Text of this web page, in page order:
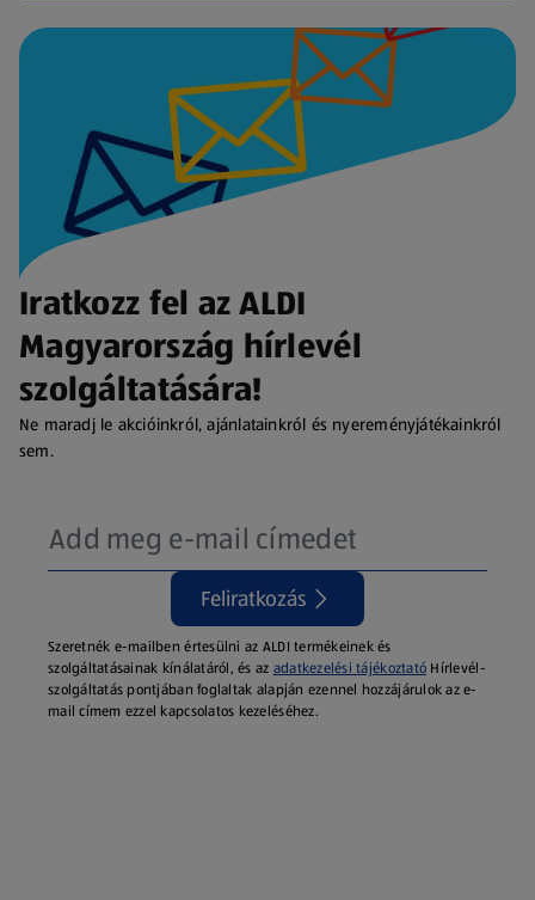
Iratkozz fel az ALDI
Magyarország hírlevél
szolgáltatására!
Ne maradj le akcióinkról, ajánlatainkról és nyereményjátékainkról
sem.
Feliratkozás
Szeretnék e-mailben értesülni az ALDI termékeinek és
szolgáltatásainak kínálatáról, és az adatkezelési tájékoztató Hírlevél-
szolgáltatás pontjában foglaltak alapján ezennel hozzájárulok az e-
mail címem ezzel kapcsolatos kezeléséhez.